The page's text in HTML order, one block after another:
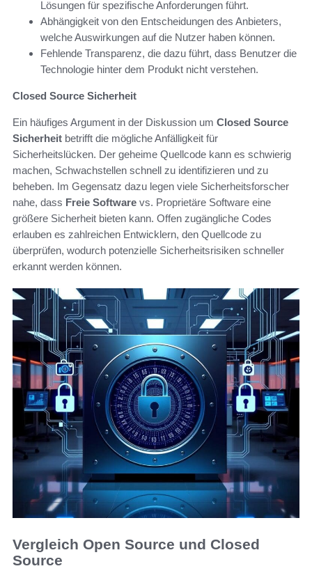
Lösungen für spezifische Anforderungen führt.
Abhängigkeit von den Entscheidungen des Anbieters,
welche Auswirkungen auf die Nutzer haben können.
Fehlende Transparenz, die dazu führt, dass Benutzer die
Technologie hinter dem Produkt nicht verstehen.
Closed Source Sicherheit
Ein häufiges Argument in der Diskussion um Closed Source
Sicherheit betrifft die mögliche Anfälligkeit für
Sicherheitslücken. Der geheime Quellcode kann es schwierig
machen, Schwachstellen schnell zu identifizieren und zu
beheben. Im Gegensatz dazu legen viele Sicherheitsforscher
nahe, dass Freie Software vs. Proprietäre Software eine
größere Sicherheit bieten kann. Offen zugängliche Codes
erlauben es zahlreichen Entwicklern, den Quellcode zu
überprüfen, wodurch potenzielle Sicherheitsrisiken schneller
erkannt werden können.
Vergleich Open Source und Closed
Source